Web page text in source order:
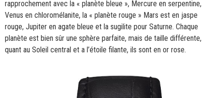
rapprochement avec la « planète bleue », Mercure en serpentine,
Venus en chloromélanite, la « planète rouge » Mars est en jaspe
rouge, Jupiter en agate bleue et la sugilite pour Saturne. Chaque
planète est bien sûr une sphère parfaite, mais de taille différente,
quant au Soleil central et a l’étoile filante, ils sont en or rose.